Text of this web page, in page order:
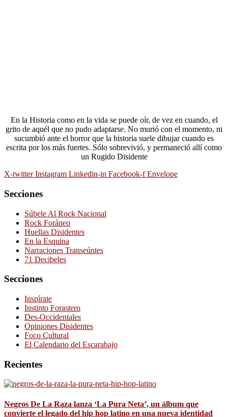
En la Historia como en la vida se puede oír, de vez en cuando, el
grito de aquél que no pudo adaptarse. No murió con el momento, ni
sucumbió ante el horror que la historia suele dibujar cuando es
escrita por los más fuertes. Sólo sobrevivió, y permaneció allí como
un Rugido Disidente
X-twitter Instagram Linkedin-in Facebook-f Envelope
Secciones
Súbele Al Rock Nacional
Rock Foráneo
Huellas Disidentes
En la Esquina
Narraciones Transeúntes
71 Decibeles
Secciones
Inspírate
Instinto Forastero
Des-Occidentales
Opiniones Disidentes
Foco Cultural
El Calendario del Escarabajo
Recientes
Negros De La Raza lanza ‘La Pura Neta’, un álbum que
convierte el legado del hip hop latino en una nueva identidad